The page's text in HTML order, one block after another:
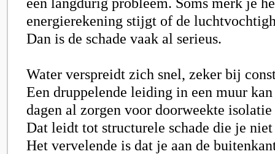
energierekening stijgt of de
Dan is de schade vaak al serieus.
Water verspreidt zich snel, zeker bij
Een druppelende leiding in een muur
dagen al zorgen voor doorweekte
Dat leidt tot structurele schade die je
Het vervelende is dat je aan de